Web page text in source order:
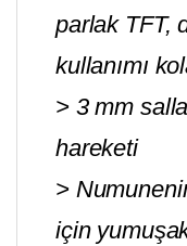
parlak TFT,
kullanımı
> 3 mm
hareketi
>
için